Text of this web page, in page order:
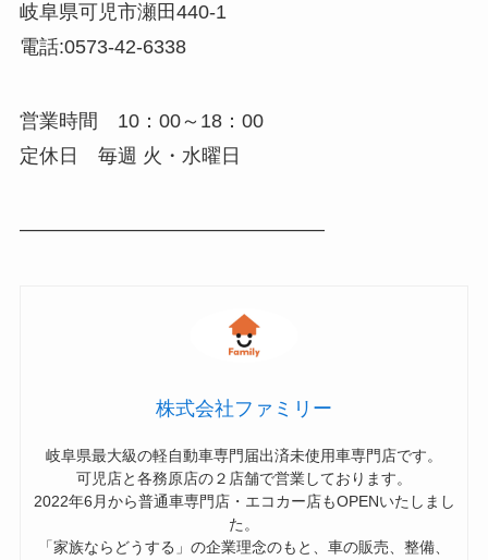
岐阜県可児市瀬田440-1
電話:0573-42-6338
営業時間 10：00～18：00
定休日 毎週 火・水曜日
———————————————–
株式会社ファミリー
岐阜県最大級の軽自動車専門届出済未使用車専門店です。
可児店と各務原店の２店舗で営業しております。
2022年6月から普通車専門店・エコカー店もOPENいたしまし
た。
「家族ならどうする」の企業理念のもと、車の販売、整備、